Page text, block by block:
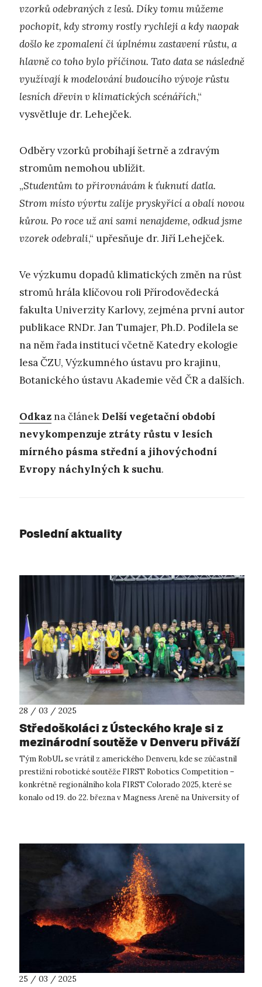
vzorků odebraných z lesů. Díky tomu můžeme
pochopit, kdy stromy rostly rychleji a kdy naopak
došlo ke zpomalení či úplnému zastavení růstu, a
hlavně co toho bylo příčinou. Tato data se následně
využívají k modelování budoucího vývoje růstu
lesních dřevin v klimatických scénářích,“
vysvětluje dr. Lehejček.
Odběry vzorků probíhají šetrně a zdravým
stromům nemohou ublížit.
„Studentům to přirovnávám k ťuknutí datla.
Strom místo vývrtu zalije pryskyřicí a obalí novou
kůrou. Po roce už ani sami nenajdeme, odkud jsme
vzorek odebrali,“ upřesňuje dr. Jiří Lehejček.
Ve výzkumu dopadů klimatických změn na růst
stromů hrála klíčovou roli Přírodovědecká
fakulta Univerzity Karlovy, zejména první autor
publikace RNDr. Jan Tumajer, Ph.D. Podílela se
na něm řada institucí včetně Katedry ekologie
lesa ČZU, Výzkumného ústavu pro krajinu,
Botanického ústavu Akademie věd ČR a dalších.
Odkazna článek Delší vegetační období
nevykompenzuje ztráty růstu v lesích
mírného pásma střední a jihovýchodní
Evropy náchylných k suchu.
Poslední aktuality
28 / 03 / 2025
Středoškoláci z Ústeckého kraje si z
mezinárodní soutěže v Denveru přiváží
cenné zkušenosti
Tým RobUL se vrátil z amerického Denveru, kde se zúčastnil
prestižní robotické soutěže FIRST Robotics Competition –
konkrétně regionálního kola FIRST Colorado 2025, které se
konalo od 19. do 22. března v Magness Areně na University of
25 / 03 / 2025